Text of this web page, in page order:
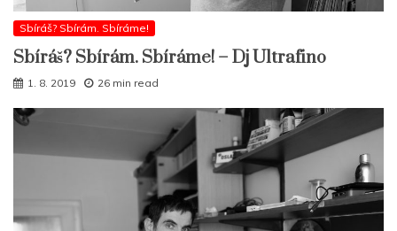
Sbíráš? Sbírám. Sbíráme!
Sbíráš? Sbírám. Sbíráme! – Dj Ultrafino
1. 8. 2019 26 min read